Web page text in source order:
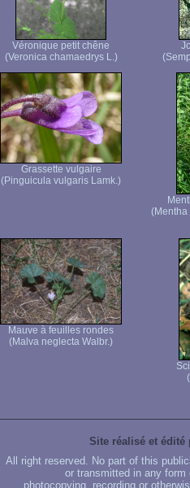
Véronique petit chêne
(Veronica chamaedrys L.)
Grassette vulgaire
(Pinguicula vulgaris Lamk.)
Mauve à feuilles rondes
(Malva neglecta Walbr.)
Site réalisé et édité
All right reserved. No part of this
or transmitted in any
photocopying, recording or